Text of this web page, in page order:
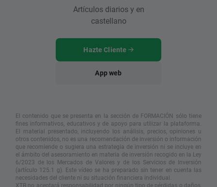
Artículos diarios y en
castellano
Hazte Cliente
App web
El contenido que se presenta en la sección de FORMACIÓN sólo tiene
fines informativos, educativos y de apoyo para utilizar la plataforma.
El material presentado, incluyendo los análisis, precios, opiniones u
otros contenidos, no es una recomendación de inversión o información
que recomiende o sugiera una estrategia de inversión ni se incluye en
el ámbito del asesoramiento en materia de inversión recogido en la Ley
6/2023 de los Mercados de Valores y de los Servicios de Inversión
(artículo 125.1 g). Este vídeo se ha preparado sin tener en cuenta las
necesidades del cliente ni su situación financiera individual.
XTB no aceptará responsabilidad por ningún tipo de pérdidas o daños,